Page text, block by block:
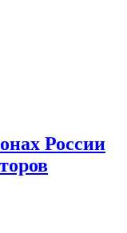
России